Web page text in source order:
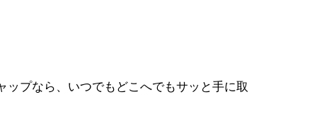
プなら、いつでもどこへでもサッと手に取